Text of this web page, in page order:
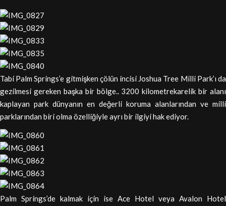
Tabi Palm Springs’e gitmişken çölün incisi Joshua Tree Milli Park’ı da
gezilmesi gereken başka bir bölge.. 3200 kilometrekarelik bir alanı
kaplayan park dünyanın en değerli koruma alanlarından ve milli
parklarından biri olma özelliğiyle ayrı bir ilgiyi hak ediyor.
Palm Springs’de kalmak için ise Ace Hotel veya Avalon Hotel